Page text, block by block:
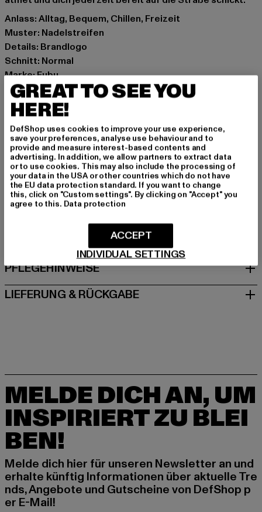
Anlass: Alltag, Bequem, Chillen, Freizeit
Muster: Nadelstreifen
Details: Brandlogo
Schnitt: Normal
Marke: Fubu
Kat.: Bekleidung
Farbe: blau
Hersteller Farbe: light blue/white
Materialzusammensetzung: 100% Polyester
Art.Nr: 60350016-03036
Hersteller: Urban Styles Agency GmbH & Co. KG |
agentur@urbanstylesagency.com
Schanzenstraße 41 | 51063 Köln | DE
GRÖSSE & PASSFORM
PFLEGEHINWEISE
LIEFERUNG & RÜCKGABE
MELDE DICH AN, UM
INSPIRIERT ZU BLEI
BEN!
Melde dich hier für unseren Newsletter an und
erhalte künftig Informationen über aktuelle Tre
nds, Angebote und Gutscheine von DefShop p
er E-Mail!
GREAT TO SEE YOU
HERE!
DefShop uses cookies to improve your use experience,
save your preferences, analyse use behaviour and to
provide and measure interest-based contents and
advertising. In addition, we allow partners to extract data
or to use cookies. This may also include the processing of
your data in the USA or other countries which do not have
the EU data protection standard. If you want to change
this, click on "Custom settings". By clicking on "Accept" you
agree to this. Data protection
INDIVIDUAL SETTINGS
ACCEPT